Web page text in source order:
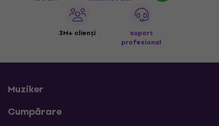
3M+ clienți
suport
profesional
Muziker
Cumpărare